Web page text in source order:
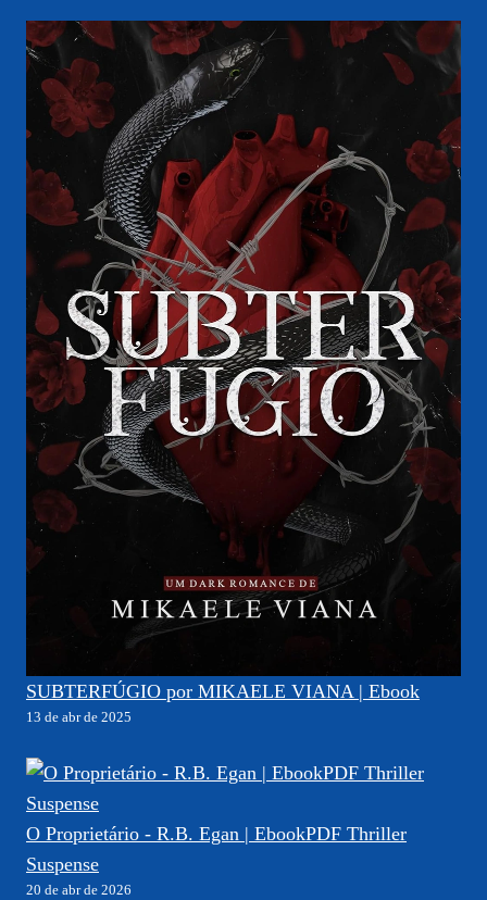
SUBTERFÚGIO por MIKAELE VIANA | Ebook
13 de abr de 2025
O Proprietário - R.B. Egan | EbookPDF Thriller
Suspense
20 de abr de 2026